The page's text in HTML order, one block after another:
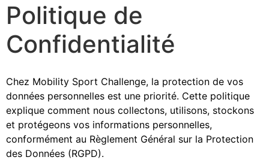
Politique de
Confidentialité
Chez Mobility Sport Challenge, la protection de vos
données personnelles est une priorité. Cette politique
explique comment nous collectons, utilisons, stockons
et protégeons vos informations personnelles,
conformément au Règlement Général sur la Protection
des Données (RGPD).